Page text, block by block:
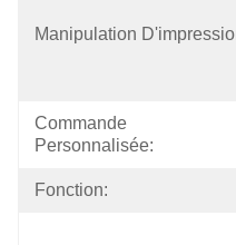
Manipulation
Commande
Personnalisée:
Fonction: